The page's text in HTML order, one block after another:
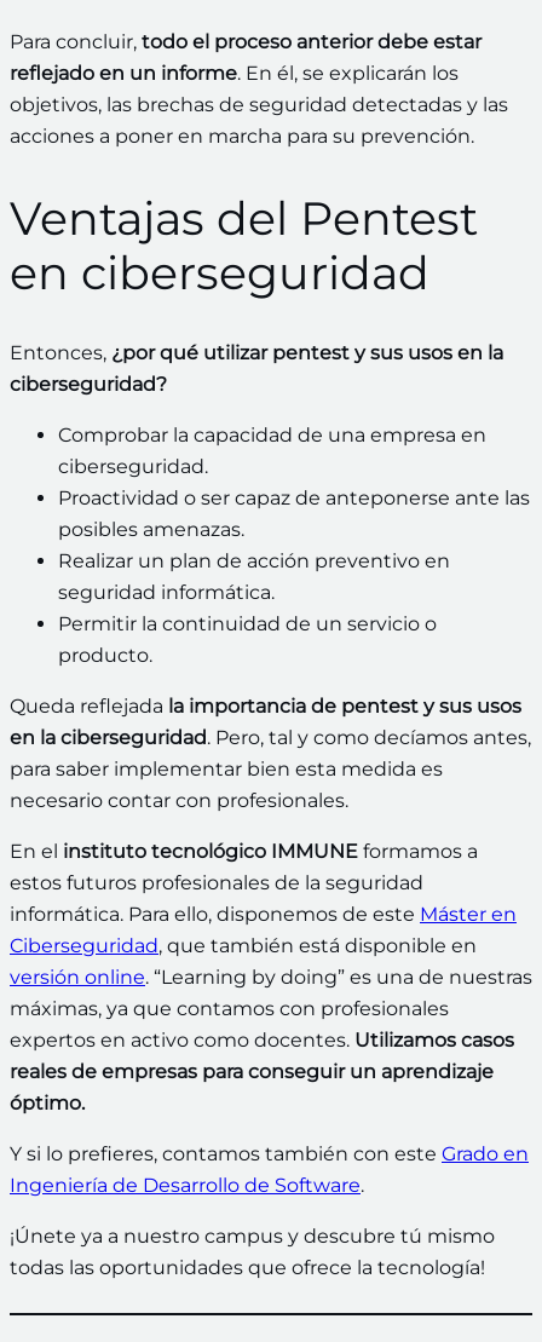
Para concluir, todo el proceso anterior debe estar
reflejado en un informe. En él, se explicarán los
objetivos, las brechas de seguridad detectadas y las
acciones a poner en marcha para su prevención.
Ventajas del Pentest
en ciberseguridad
Entonces, ¿por qué utilizar pentest y sus usos en la
ciberseguridad?
Comprobar la capacidad de una empresa en
ciberseguridad.
Proactividad o ser capaz de anteponerse ante las
posibles amenazas.
Realizar un plan de acción preventivo en
seguridad informática.
Permitir la continuidad de un servicio o
producto.
Queda reflejada la importancia de pentest y sus usos
en la ciberseguridad. Pero, tal y como decíamos antes,
para saber implementar bien esta medida es
necesario contar con profesionales.
En el instituto tecnológico IMMUNE formamos a
estos futuros profesionales de la seguridad
informática. Para ello, disponemos de este Máster en
Ciberseguridad, que también está disponible en
versión online. “Learning by doing” es una de nuestras
máximas, ya que contamos con profesionales
expertos en activo como docentes. Utilizamos casos
reales de empresas para conseguir un aprendizaje
óptimo.
Y si lo prefieres, contamos también con este Grado en
Ingeniería de Desarrollo de Software.
¡Únete ya a nuestro campus y descubre tú mismo
todas las oportunidades que ofrece la tecnología!